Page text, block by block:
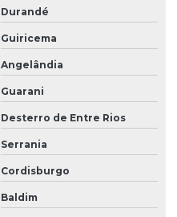
Durandé
Guiricema
Angelândia
Guarani
Desterro de Entre Rios
Serrania
Cordisburgo
Baldim